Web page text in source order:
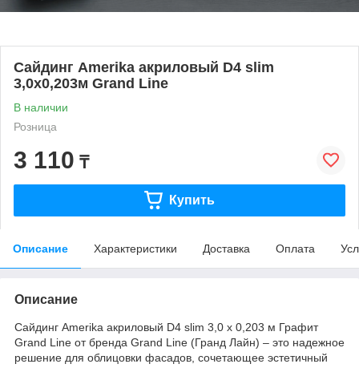
Сайдинг Amerika акриловый D4 slim
3,0х0,203м Grand Line
В наличии
Розница
3 110 ₸
Купить
Описание Характеристики Доставка Оплата
Описание
Сайдинг Amerika акриловый D4 slim 3,0 х 0,203 м Графит
Grand Line от бренда Grand Line (Гранд Лайн) – это надежное
решение для облицовки фасадов, сочетающее эстетичный